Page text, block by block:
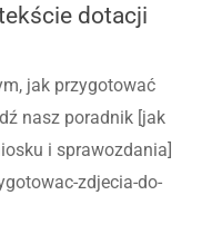
dotacji
jak przygotować
nasz poradnik [jak
i sprawozdania]
zdjecia-do-